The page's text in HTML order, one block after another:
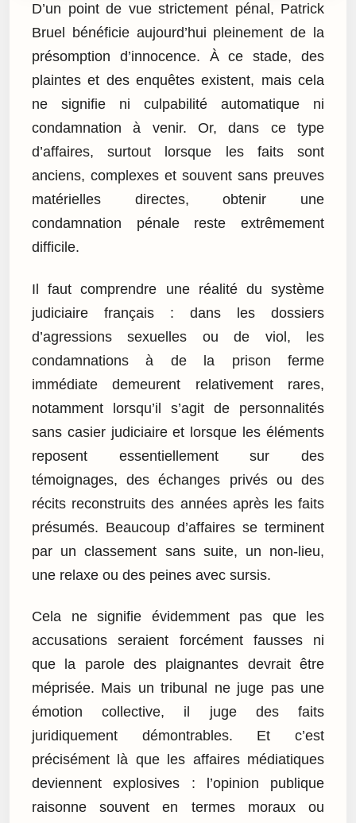
D’un point de vue strictement pénal, Patrick
Bruel bénéficie aujourd’hui pleinement de la
présomption d’innocence. À ce stade, des
plaintes et des enquêtes existent, mais cela
ne signifie ni culpabilité automatique ni
condamnation à venir. Or, dans ce type
d’affaires, surtout lorsque les faits sont
anciens, complexes et souvent sans preuves
matérielles directes, obtenir une
condamnation pénale reste extrêmement
difficile.
Il faut comprendre une réalité du système
judiciaire français : dans les dossiers
d’agressions sexuelles ou de viol, les
condamnations à de la prison ferme
immédiate demeurent relativement rares,
notamment lorsqu’il s’agit de personnalités
sans casier judiciaire et lorsque les éléments
reposent essentiellement sur des
témoignages, des échanges privés ou des
récits reconstruits des années après les faits
présumés. Beaucoup d’affaires se terminent
par un classement sans suite, un non-lieu,
une relaxe ou des peines avec sursis.
Cela ne signifie évidemment pas que les
accusations seraient forcément fausses ni
que la parole des plaignantes devrait être
méprisée. Mais un tribunal ne juge pas une
émotion collective, il juge des faits
juridiquement démontrables. Et c’est
précisément là que les affaires médiatiques
deviennent explosives : l’opinion publique
raisonne souvent en termes moraux ou